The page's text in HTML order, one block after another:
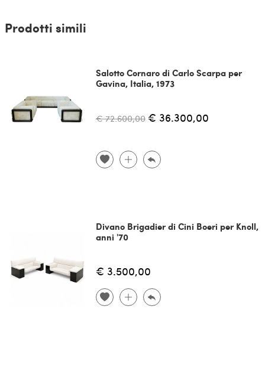
Prodotti simili
Salotto Cornaro di Carlo Scarpa per
Gavina, Italia, 1973
€ 72.600,00 € 36.300,00
Divano Brigadier di Cini Boeri per Knoll,
anni '70
€ 3.500,00